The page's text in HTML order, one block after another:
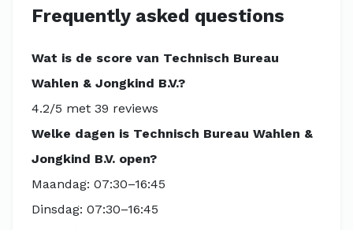
Frequently asked questions
Wat is de score van Technisch Bureau
Wahlen & Jongkind B.V.?
4.2/5 met 39 reviews
Welke dagen is Technisch Bureau Wahlen &
Jongkind B.V. open?
Maandag: 07:30–16:45
Dinsdag: 07:30–16:45